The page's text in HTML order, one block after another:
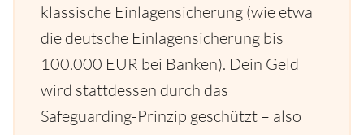
klassische Einlagensicherung (wie etwa
die deutsche Einlagensicherung bis
100.000 EUR bei Banken). Dein Geld
wird stattdessen durch das
Safeguarding-Prinzip geschützt – also